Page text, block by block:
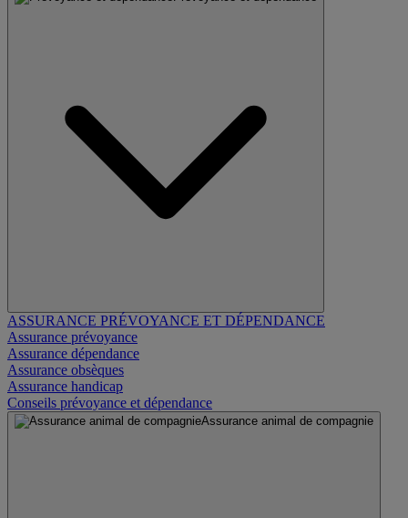
ASSURANCE PRÉVOYANCE ET DÉPENDANCE
Assurance prévoyance
Assurance dépendance
Assurance obsèques
Assurance handicap
Conseils prévoyance et dépendance
Assurance animal de compagnie